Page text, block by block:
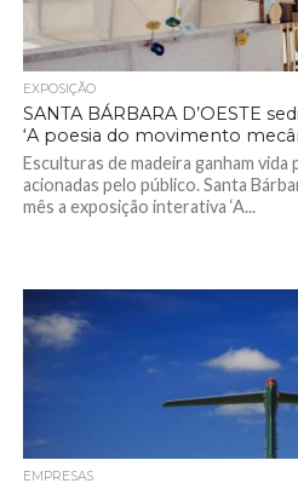
EXPOSIÇÃO
SANTA BÁRBARA D’OESTE
‘A poesia do movimento
Esculturas de madeira ganham vida
acionadas pelo público. Santa
mês a exposição interativa ‘A...
EMPRESAS